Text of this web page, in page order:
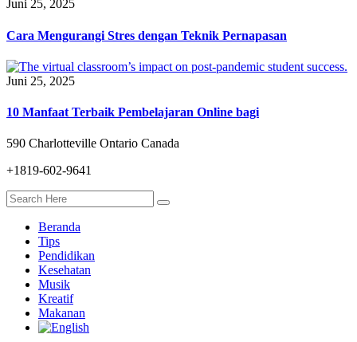
Juni 25, 2025
Cara Mengurangi Stres dengan Teknik Pernapasan
Juni 25, 2025
10 Manfaat Terbaik Pembelajaran Online bagi
590 Charlotteville Ontario Canada
+1819-602-9641
Beranda
Tips
Pendidikan
Kesehatan
Musik
Kreatif
Makanan